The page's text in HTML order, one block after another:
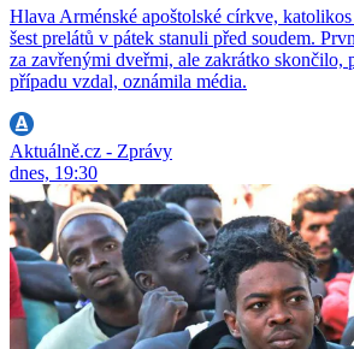
Hlava Arménské apoštolské církve,
šest prelátů v pátek stanuli před soudem.
za zavřenými dveřmi, ale zakrátko skončilo,
případu vzdal, oznámila média.
Aktuálně.cz - Zprávy
dnes, 19:30